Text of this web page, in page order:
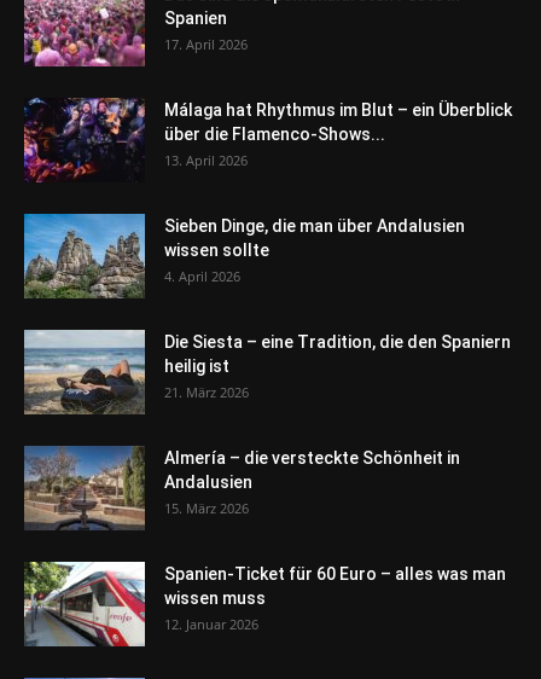
Spanien
17. April 2026
Málaga hat Rhythmus im Blut – ein Überblick
über die Flamenco-Shows...
13. April 2026
Sieben Dinge, die man über Andalusien
wissen sollte
4. April 2026
Die Siesta – eine Tradition, die den Spaniern
heilig ist
21. März 2026
Almería – die versteckte Schönheit in
Andalusien
15. März 2026
Spanien-Ticket für 60 Euro – alles was man
wissen muss
12. Januar 2026